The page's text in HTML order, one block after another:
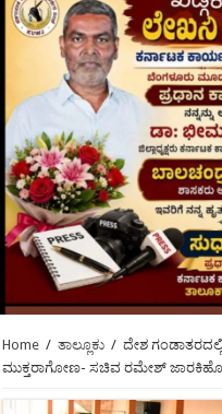
Home / ತಾಲ್ಲೂಕು / ದೇಶ
ಮುಕ್ತರಾಗೋಣ- ಸಚಿವ ರಮೇಶ್